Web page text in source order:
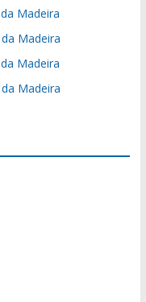
Madeira
Madeira
Madeira
Madeira